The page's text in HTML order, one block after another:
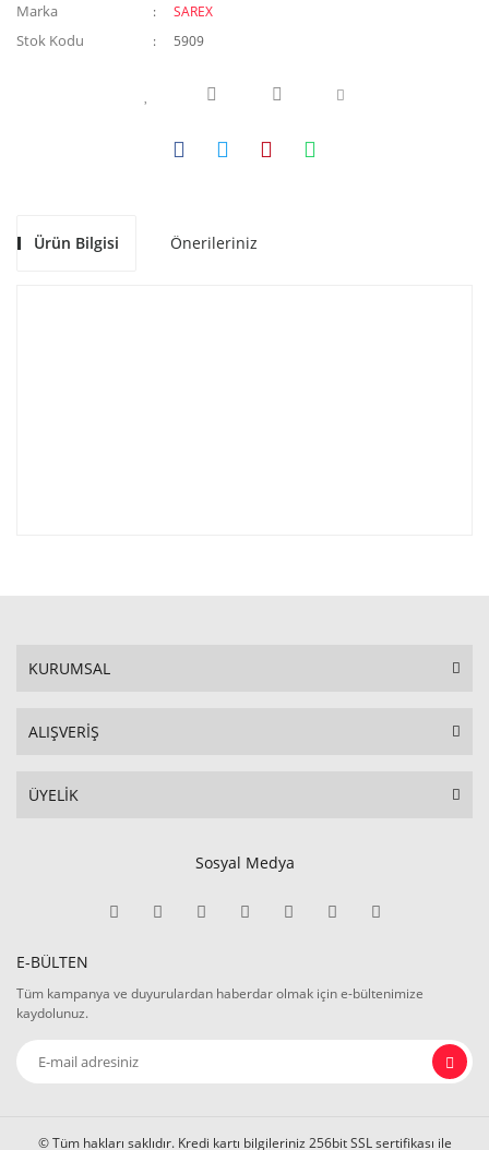
Marka SAREX
Stok Kodu 5909
Ürün Bilgisi Önerileriniz
KURUMSAL
ALIŞVERİŞ
ÜYELİK
Sosyal Medya
E-BÜLTEN
Tüm kampanya ve duyurulardan haberdar olmak için e-bültenimize
kaydolunuz.
© Tüm hakları saklıdır. Kredi kartı bilgileriniz 256bit SSL sertifikası ile